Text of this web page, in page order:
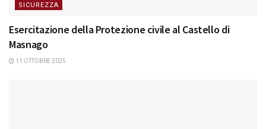
SICUREZZA
Esercitazione della Protezione civile al Castello di
Masnago
11 OTTOBRE 2025